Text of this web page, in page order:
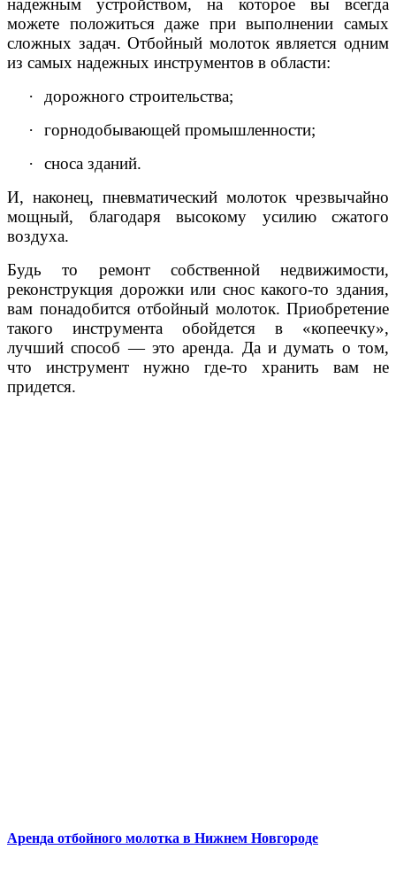
можете положиться даже при выполнении самых
сложных задач. Отбойный молоток является одним
из самых надежных инструментов в области:
·
дорожного строительства;
·
горнодобывающей промышленности;
·
сноса зданий.
И, наконец, пневматический молоток чрезвычайно
мощный, благодаря высокому усилию сжатого
воздуха.
Будь то ремонт собственной недвижимости,
реконструкция дорожки или снос какого-то здания,
вам понадобится отбойный молоток. Приобретение
такого инструмента обойдется в «копеечку»,
лучший способ — это аренда. Да и думать о том,
что инструмент нужно где-то хранить вам не
придется.
Аренда отбойного молотка в Нижнем Новгороде